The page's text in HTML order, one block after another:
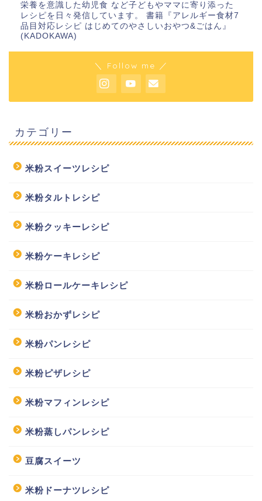
栄養を意識した幼児食 など子どもやママに寄り添った
レシピを日々発信しています。 書籍『アレルギー食材7
品目対応レシピ はじめてのやさしいおやつ&ごはん』
(KADOKAWA)
＼ Follow me ／
カテゴリー
米粉スイーツレシピ
米粉タルトレシピ
米粉クッキーレシピ
米粉ケーキレシピ
米粉ロールケーキレシピ
米粉おかずレシピ
米粉パンレシピ
米粉ピザレシピ
米粉マフィンレシピ
米粉蒸しパンレシピ
豆腐スイーツ
米粉ドーナツレシピ